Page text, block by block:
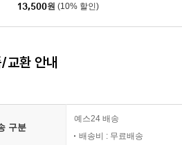
13,500원 (10% 할인)
교환 안내
구분
예스24 배송
배송비 : 무료배송